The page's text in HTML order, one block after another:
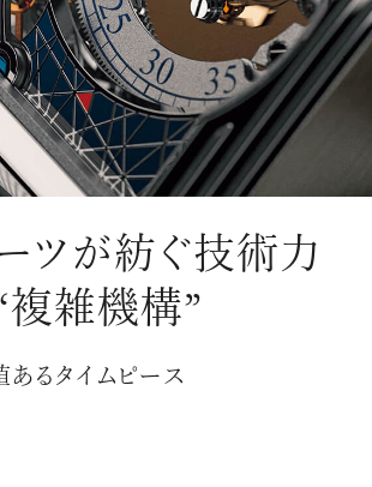
』を楽しみましょう！
会員登録をする
ツが紡ぐ技術力
複雑機構”
るタイムピース